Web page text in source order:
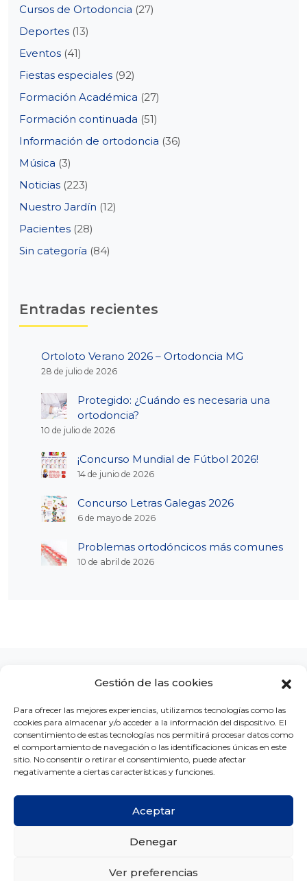
Gestión de las cookies
Para ofrecer las mejores experiencias, utilizamos tecnologías como las
cookies para almacenar y/o acceder a la información del dispositivo. El
consentimiento de estas tecnologías nos permitirá procesar datos como
el comportamiento de navegación o las identificaciones únicas en este
sitio. No consentir o retirar el consentimiento, puede afectar
negativamente a ciertas características y funciones.
Aceptar
Denegar
Ver preferencias
Cursos de Ortodoncia (27)
Deportes (13)
Eventos (41)
Fiestas especiales (92)
Formación Académica (27)
Formación continuada (51)
Información de ortodoncia (36)
Música (3)
Noticias (223)
Nuestro Jardín (12)
Pacientes (28)
Sin categoría (84)
Entradas recientes
Ortoloto Verano 2026 – Ortodoncia MG
28 de julio de 2026
Protegido: ¿Cuándo es necesaria una
ortodoncia?
10 de julio de 2026
¡Concurso Mundial de Fútbol 2026!
14 de junio de 2026
Concurso Letras Galegas 2026
6 de mayo de 2026
Problemas ortodóncicos más comunes
10 de abril de 2026
LA CLÍNICA CONCURSOS BLOG CONTACTO
Copyright © Ortodoncia MG 2026 -
Política de privacidad